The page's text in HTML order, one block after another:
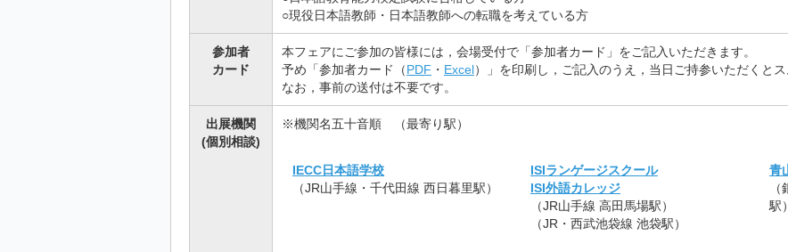
○現役日本語教師・日本語教師への転職を考えている方
参加者
カード
本フェアにご参加の皆様には，会場受付で「参加者カード」をご記入いただきます。
予め「参加者カード（PDF ・ Excel）」を印刷し，ご記入のうえ，当日ご持参いただくと
なお，事前の送付は不要です。
出展機関
(個別相談)
※機関名五十音順 （最寄り駅）
IECC日本語学校
（JR山手線・千代田線 西日暮里駅）
ISIランゲージスクール
ISI外語カレッジ
（JR山手線 高田馬場駅）
（JR・西武池袋線 池袋駅）
青
駅）